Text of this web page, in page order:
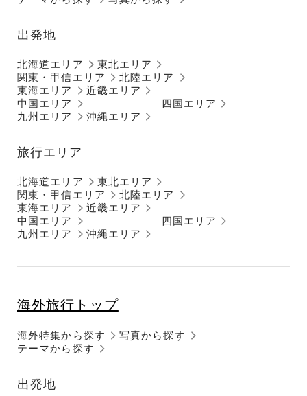
出発地
北海道エリア
東北エリア
関東・甲信エリア
北陸エリア
東海エリア
近畿エリア
中国エリア
四国エリア
九州エリア
沖縄エリア
旅行エリア
北海道エリア
東北エリア
関東・甲信エリア
北陸エリア
東海エリア
近畿エリア
中国エリア
四国エリア
九州エリア
沖縄エリア
海外旅行トップ
海外特集から探す
テーマから探す
写真から探す
出発地